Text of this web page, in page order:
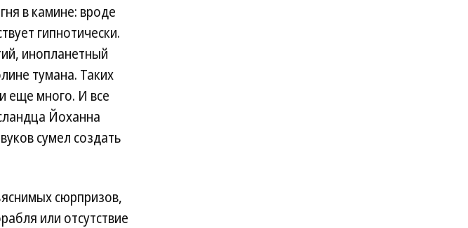
в камине: вроде
гипнотически.
инопланетный
тумана. Таких
еще много. И все
Йоханна
сумел создать
сюрпризов,
или отсутствие